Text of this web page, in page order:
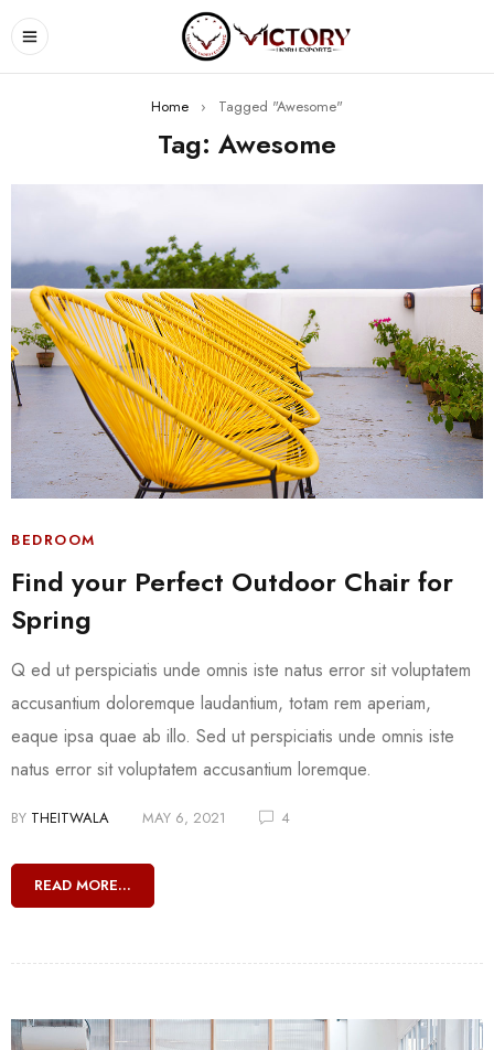
Home › Tagged "Awesome"
Tag: Awesome
BEDROOM
Find your Perfect Outdoor Chair for
Spring
Q ed ut perspiciatis unde omnis iste natus error sit voluptatem
accusantium doloremque laudantium, totam rem aperiam,
eaque ipsa quae ab illo. Sed ut perspiciatis unde omnis iste
natus error sit voluptatem accusantium loremque.
BY THEITWALA MAY 6, 2021 4
READ MORE...